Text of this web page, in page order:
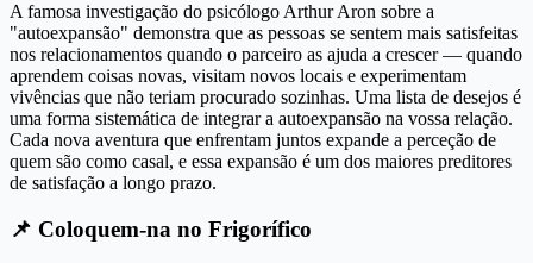
A famosa investigação do psicólogo Arthur Aron sobre a
"autoexpansão" demonstra que as pessoas se sentem mais satisfeitas
nos relacionamentos quando o parceiro as ajuda a crescer — quando
aprendem coisas novas, visitam novos locais e experimentam
vivências que não teriam procurado sozinhas. Uma lista de desejos é
uma forma sistemática de integrar a autoexpansão na vossa relação.
Cada nova aventura que enfrentam juntos expande a perceção de
quem são como casal, e essa expansão é um dos maiores preditores
de satisfação a longo prazo.
📌 Coloquem-na no Frigorífico